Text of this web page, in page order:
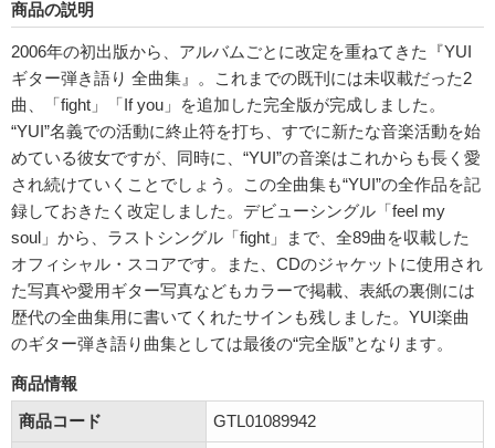
商品の説明
2006年の初出版から、アルバムごとに改定を重ねてきた『YUI
ギター弾き語り 全曲集』。これまでの既刊には未収載だった2
曲、「fight」「If you」を追加した完全版が完成しました。
“YUI”名義での活動に終止符を打ち、すでに新たな音楽活動を始
めている彼女ですが、同時に、“YUI”の音楽はこれからも長く愛
され続けていくことでしょう。この全曲集も“YUI”の全作品を記
録しておきたく改定しました。デビューシングル「feel my
soul」から、ラストシングル「fight」まで、全89曲を収載した
オフィシャル・スコアです。また、CDのジャケットに使用され
た写真や愛用ギター写真などもカラーで掲載、表紙の裏側には
歴代の全曲集用に書いてくれたサインも残しました。YUI楽曲
のギター弾き語り曲集としては最後の“完全版”となります。
商品情報
商品コード
GTL01089942